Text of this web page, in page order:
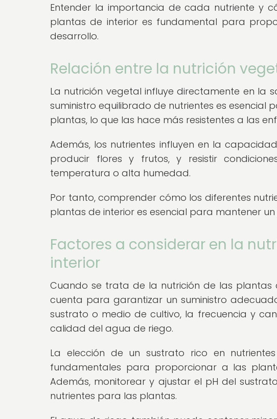
Entender la importancia de cada nutriente y
plantas de interior es fundamental para
desarrollo.
Relación entre la nutrición
La nutrición vegetal influye directamente en la
suministro equilibrado de nutrientes es
plantas, lo que las hace más resistentes a las
Además, los nutrientes influyen en la
producir flores y frutos, y resistir
temperatura o alta humedad.
Por tanto, comprender cómo los diferentes
plantas de interior es esencial para mantener
Factores a considerar en la
interior
Cuando se trata de la nutrición de las plantas
cuenta para garantizar un suministro
sustrato o medio de cultivo, la frecuencia y
calidad del agua de riego.
La elección de un sustrato rico en
fundamentales para proporcionar a las
Además, monitorear y ajustar el pH del
nutrientes para las plantas.